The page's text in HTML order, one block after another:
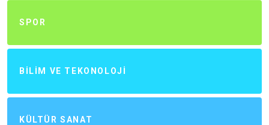
SPOR
BILIM VE TEKONOLOJI
KÜLTÜR SANAT